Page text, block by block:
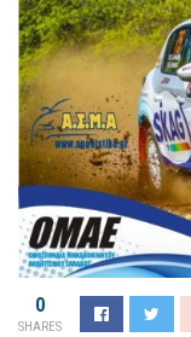
0
SHARES